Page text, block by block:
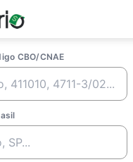
CBO/CNAE